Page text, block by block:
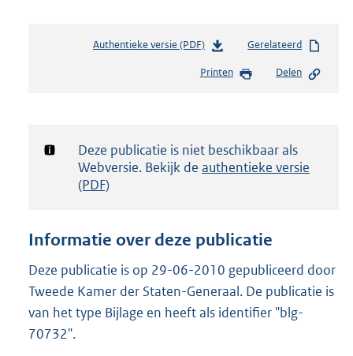
Authentieke versie (PDF)b
s
d
g
t
e
:
4
Gerelateerd
Printen Delen
Notificatie:
Deze publicatie is niet beschikbaar als
Webversie. Bekijk de authentieke versie
(PDF)
Informatie over deze publicatie
Deze publicatie is op 29-06-2010 gepubliceerd door
Tweede Kamer der Staten-Generaal. De publicatie is
van het type Bijlage en heeft als identifier "blg-
70732".